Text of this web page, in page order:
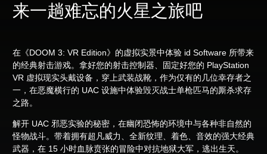
来一趟难忘的火星之旅吧
在《DOOM 3: VR Edition》的虚拟实景中体验 id Software 所带来
的经典射击游戏。拿好您的射击控制器、固定好您的 PlayStation
VR 虚拟现实头戴设备，穿上武装战靴，作为仅有的几位幸存者之
一，在恶魔横行的 UAC 设施中体验毁灭战士单枪匹马的厮杀求存
之路。
解开 UAC 邪恶实验的秘密，在幽闭恐怖的环境中与各种非自然的
怪物战斗。带着拥有超凡威力、全新纹理、着色、音效的强大经典
武器，在 15 小时血脉贲张的冒险中对抗地狱大军，逃出生天。